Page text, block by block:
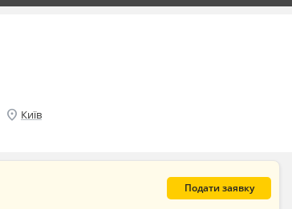
location_on Київ
Подати заявку